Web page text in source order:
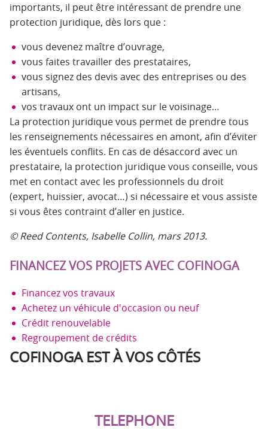
importants, il peut être intéressant de prendre une
protection juridique, dès lors que :
vous devenez maître d’ouvrage,
vous faites travailler des prestataires,
vous signez des devis avec des entreprises ou des
artisans,
vos travaux ont un impact sur le voisinage…
La protection juridique vous permet de prendre tous
les renseignements nécessaires en amont, afin d’éviter
les éventuels conflits. En cas de désaccord avec un
prestataire, la protection juridique vous conseille, vous
met en contact avec les professionnels du droit
(expert, huissier, avocat…) si nécessaire et vous assiste
si vous êtes contraint d’aller en justice.
© Reed Contents, Isabelle Collin, mars 2013.
FINANCEZ VOS PROJETS AVEC COFINOGA
Financez vos travaux
Achetez un véhicule d'occasion ou neuf
Crédit renouvelable
Regroupement de crédits
COFINOGA EST À VOS CÔTÉS
TELEPHONE